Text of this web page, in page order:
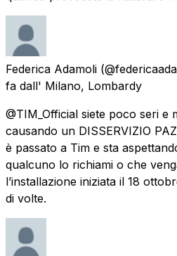
Federica Adamoli
fa dall' Milano, Lombardy
@TIM_Official siete poco seri e
causando un DISSERVIZIO
è passato a Tim e sta
qualcuno lo richiami o che
l’installazione iniziata il 18
di volte.